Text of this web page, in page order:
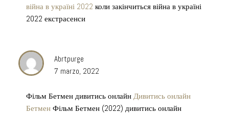
війна в україні 2022 коли закінчиться війна в україні
2022 екстрасенси
Abrtpurge
7 marzo, 2022
Фільм Бетмен дивитись онлайн Дивитись онлайн
БетменФільм Бетмен (2022) дивитись онлайн